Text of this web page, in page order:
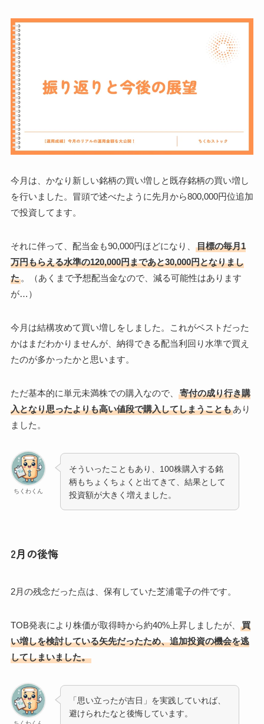
今月は、かなり新しい銘柄の買い増しと既存銘柄の買い増し
を行いました。冒頭で述べたように先月から800,000円位追加
で投資してます。
それに伴って、配当金も90,000円ほどになり、
目標の毎月1
万円もらえる水準の120,000円まであと30,000円となりまし
た。（あくまで予想配当金なので、減る可能性はあります
が…）
今月は結構攻めて買い増しをしました。これがベストだった
かはまだわかりませんが、納得できる配当利回り水準で買え
たのが多かったかと思います。
ただ基本的に単元未満株での購入なので、
寄付の成り行き購
入となり思ったよりも高い値段で購入してしまうこともあり
ました。
ちくわくん
そういったこともあり、100株購入する銘
柄もちょくちょくと出てきて、結果として
投資額が大きく増えました。
2月の後悔
2月の残念だった点は、保有していた芝浦電子の件です。
TOB発表により株価が取得時から約40%上昇しましたが、
買
い増しを検討している矢先だったため、追加投資の機会を逃
してしまいました。
「思い立ったが吉日」を実践していれば、
避けられたなと後悔しています。